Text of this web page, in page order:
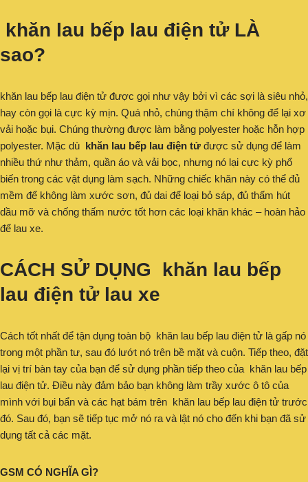
khăn lau bếp lau điện tử LÀ
sao?
khăn lau bếp lau điện tử được gọi như vậy bởi vì các sợi là siêu nhỏ,
hay còn gọi là cực kỳ mịn. Quá nhỏ, chúng thậm chí không để lại xơ
vải hoặc bụi. Chúng thường được làm bằng polyester hoặc hỗn hợp
polyester. Mặc dù khăn lau bếp lau điện tử được sử dụng để làm
nhiều thứ như thảm, quần áo và vải bọc, nhưng nó lại cực kỳ phổ
biến trong các vật dụng làm sạch. Những chiếc khăn này có thể đủ
mềm để không làm xước sơn, đủ dai để loại bỏ sáp, đủ thấm hút
dầu mỡ và chống thấm nước tốt hơn các loại khăn khác – hoàn hảo
để lau xe.
CÁCH SỬ DỤNG khăn lau bếp
lau điện tử lau xe
Cách tốt nhất để tận dụng toàn bộ khăn lau bếp lau điện tử là gấp nó
trong một phần tư, sau đó lướt nó trên bề mặt và cuộn. Tiếp theo, đặt
lại vị trí bàn tay của bạn để sử dụng phần tiếp theo của khăn lau bếp
lau điện tử. Điều này đảm bảo bạn không làm trầy xước ô tô của
mình với bụi bẩn và các hạt bám trên khăn lau bếp lau điện tử trước
đó. Sau đó, bạn sẽ tiếp tục mở nó ra và lật nó cho đến khi bạn đã sử
dụng tất cả các mặt.
GSM CÓ NGHĨA GÌ?